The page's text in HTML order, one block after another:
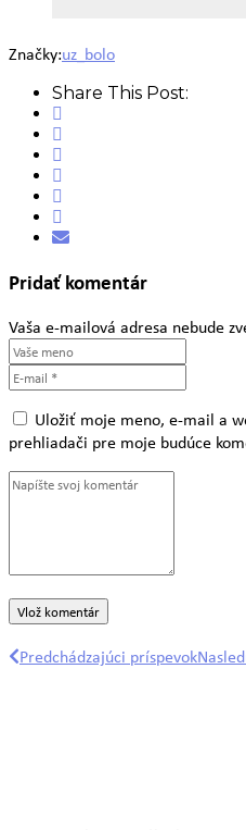
Značky:uz_bolo
Share This Post:
Pridať komentár
Vaša e-mailová adresa nebude
Uložiť moje meno, e-mail a
prehliadači pre moje budúce
Predchádzajúci príspevok